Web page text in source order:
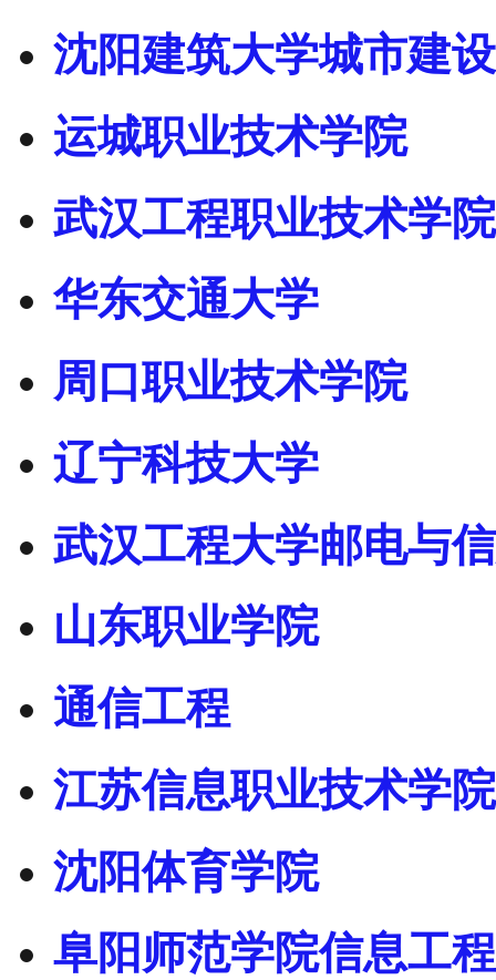
沈阳建筑大学城市建
运城职业技术学院
武汉工程职业技术学院
华东交通大学
周口职业技术学院
辽宁科技大学
武汉工程大学邮电与
山东职业学院
通信工程
江苏信息职业技术学院
沈阳体育学院
阜阳师范学院信息工